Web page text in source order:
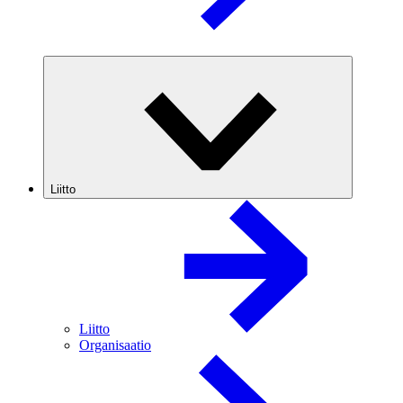
Liitto
Liitto
Organisaatio